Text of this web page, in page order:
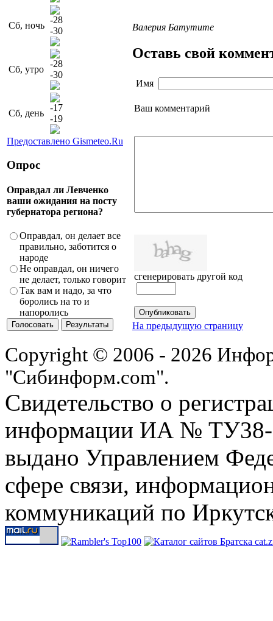
Сб, ночь
-28
-30
Сб, утро
-28
-30
Сб, день
-17
-19
Предоставлено Gismeteo.Ru
Опрос
Оправдал ли Левченко
ваши ожидания на посту
губернатора региона?
Оправдал, он делает все
правильно, заботится о
народе
Не оправдал, он ничего
не делает, только говорит
Так вам и надо, за что
боролись на то и
напоролись
Валерия Батутите
Оставь свой
Имя
Ваш комментарий
сгенерировать другой код
На предыдущую страницу
Copyright © 2006 - 2026
"Сибинформ.com".
Свидетельство о
информации ИА № ТУ38-
выдано Управлением
сфере связи,
коммуникаций по